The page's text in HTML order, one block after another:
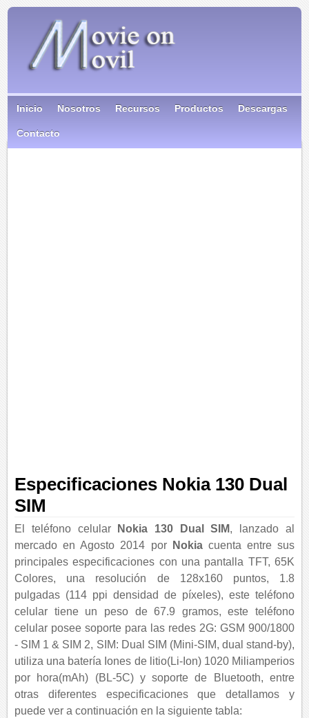
Inicio Nosotros Recursos Productos Descargas
Contacto
Especificaciones Nokia 130 Dual
SIM
El teléfono celular Nokia 130 Dual SIM, lanzado al
mercado en Agosto 2014 por
Nokiacuenta entre sus
principales especificaciones con una pantalla TFT, 65K
Colores, una resolución de 128x160 puntos, 1.8
pulgadas (114 ppi densidad de píxeles), este teléfono
celular tiene un peso de 67.9 gramos, este teléfono
celular posee soporte para las redes 2G: GSM 900/1800
- SIM 1 & SIM 2, SIM: Dual SIM (Mini-SIM, dual stand-by),
utiliza una batería Iones de litio(Li-Ion) 1020 Miliamperios
por hora(mAh) (BL-5C) y soporte de Bluetooth, entre
otras diferentes especificaciones que detallamos y
puede ver a continuación en la siguiente tabla: